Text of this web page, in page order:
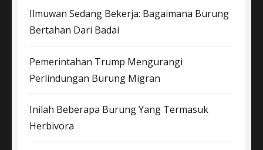
Ilmuwan Sedang Bekerja: Bagaimana Burung
Bertahan Dari Badai
Pemerintahan Trump Mengurangi
Perlindungan Burung Migran
Inilah Beberapa Burung Yang Termasuk
Herbivora